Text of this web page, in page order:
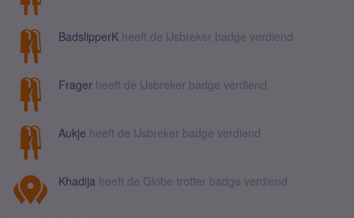
BadslipperK heeft de IJsbreker badge verdiend
Frager heeft de IJsbreker badge verdiend
Aukje heeft de IJsbreker badge verdiend
Khadija heeft de Globe trotter badge verdiend